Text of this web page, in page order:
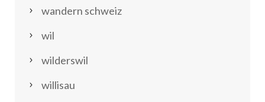
wandern schweiz
wil
wilderswil
willisau